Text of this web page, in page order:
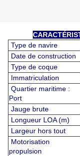
Type de navire
Date de construction
Type de coque
Immatriculation
Quartier maritime :
Port
Jauge brute
Longueur LOA (m)
Largeur hors tout
Motorisation
propulsion